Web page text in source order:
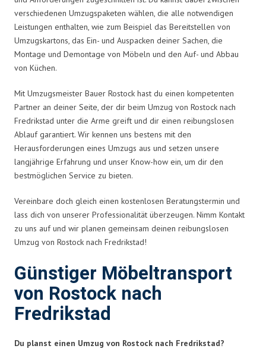
verschiedenen Umzugspaketen wählen, die alle notwendigen
Leistungen enthalten, wie zum Beispiel das Bereitstellen von
Umzugskartons, das Ein- und Auspacken deiner Sachen, die
Montage und Demontage von Möbeln und den Auf- und Abbau
von Küchen.
Mit Umzugsmeister Bauer Rostock hast du einen kompetenten
Partner an deiner Seite, der dir beim Umzug von Rostock nach
Fredrikstad unter die Arme greift und dir einen reibungslosen
Ablauf garantiert. Wir kennen uns bestens mit den
Herausforderungen eines Umzugs aus und setzen unsere
langjährige Erfahrung und unser Know-how ein, um dir den
bestmöglichen Service zu bieten.
Vereinbare doch gleich einen kostenlosen Beratungstermin und
lass dich von unserer Professionalität überzeugen. Nimm Kontakt
zu uns auf und wir planen gemeinsam deinen reibungslosen
Umzug von Rostock nach Fredrikstad!
Günstiger Möbeltransport
von Rostock nach
Fredrikstad
Du planst einen Umzug von Rostock nach Fredrikstad?